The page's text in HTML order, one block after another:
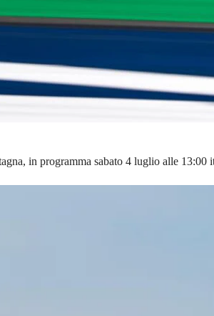
in programma sabato 4 luglio alle